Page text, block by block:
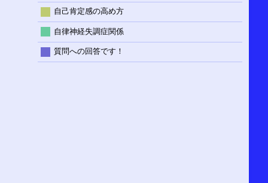
自己肯定感の高め方
自律神経失調症関係
質問への回答です！